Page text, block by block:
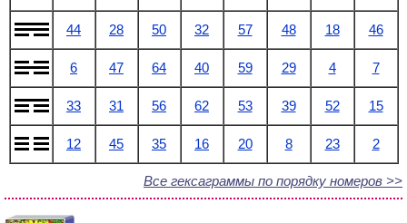
44 28 50 32 57 48 18 46
6 47 64 40 59 29 4 7
33 31 56 62 53 39 52 15
12 45 35 16 20 8 23 2
Все гексаграммы по порядку номеров >>